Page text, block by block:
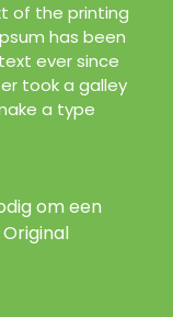
of the printing
has been
ever since
took a galley
a type